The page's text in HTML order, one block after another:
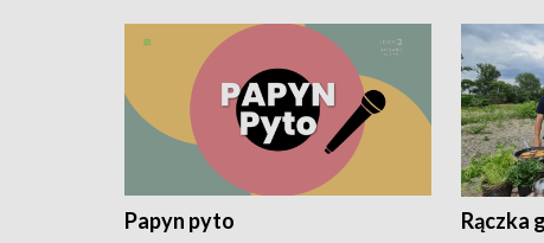
Papyn pyto Rączka